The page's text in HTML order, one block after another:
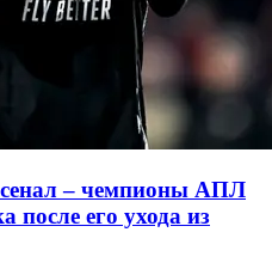
– чемпионы АПЛ
после его ухода из